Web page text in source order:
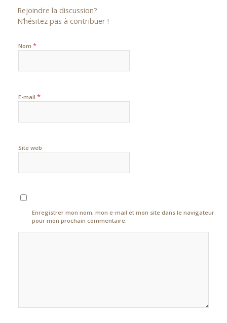
Rejoindre la discussion?
N’hésitez pas à contribuer !
Nom *
E-mail *
Site web
Enregistrer mon nom, mon e-mail et mon site dans le navigateur
pour mon prochain commentaire.